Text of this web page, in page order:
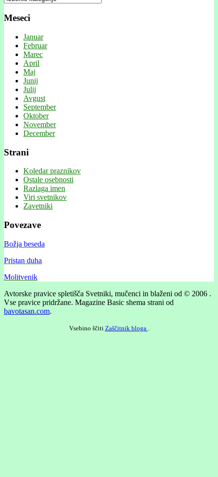
Meseci
Januar
Februar
Marec
April
Maj
Junij
Julij
Avgust
September
Oktober
November
December
Strani
Koledar praznikov
Ostale osebnosti
Razlaga imen
Viri svetnikov
Zavetniki
Povezave
Božja beseda
Pristan duha
Molitvenik
Avtorske pravice spletišča Svetniki, mučenci in blaženi od © 2006 .
Vse pravice pridržane. Magazine Basic shema strani od
bavotasan.com.
Vsebino ščiti Zaščitnik bloga